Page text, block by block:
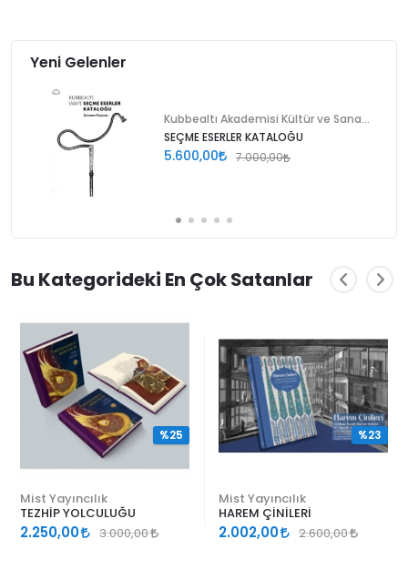
Yeni Gelenler
SEÇME ESERLER KATALOĞU
5.600,00 7.000,00
Bu Kategorideki En Çok Satanlar
Mist Yayıncılık
TEZHİP YOLCULUĞU
2.250,00 3.000,00
%25
Mist Yayıncılık
HAREM ÇİNİLERİ
2.002,00 2.600,00
%23